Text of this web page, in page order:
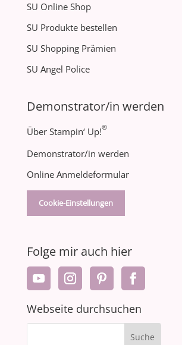
SU Online Shop
SU Produkte bestellen
SU Shopping Prämien
SU Angel Police
Demonstrator/in werden
Über Stampin‘ Up!®
Demonstrator/in werden
Online Anmeldeformular
Cookie-Einstellungen
Folge mir auch hier
Webseite durchsuchen